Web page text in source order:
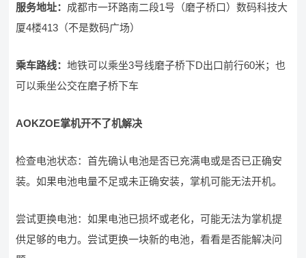
服务地址： 成都市一环路南二段1号（磨子桥口）数码科技大
厦4楼413（不是数码广场）
乘车路线：地铁可以乘坐3号线磨子桥下D出口前行60米；也
可以乘坐公交在磨子桥下车
AOKZOE掌机开不了机解决
检查电池状态：首先确认电池是否已充满电或是否已正确安
装。如果电池电量不足或未正确安装，掌机可能无法开机。
尝试更换电池：如果电池已损坏或老化，可能无法为掌机提
供足够的电力。尝试更换一块新的电池，看看是否能解决问